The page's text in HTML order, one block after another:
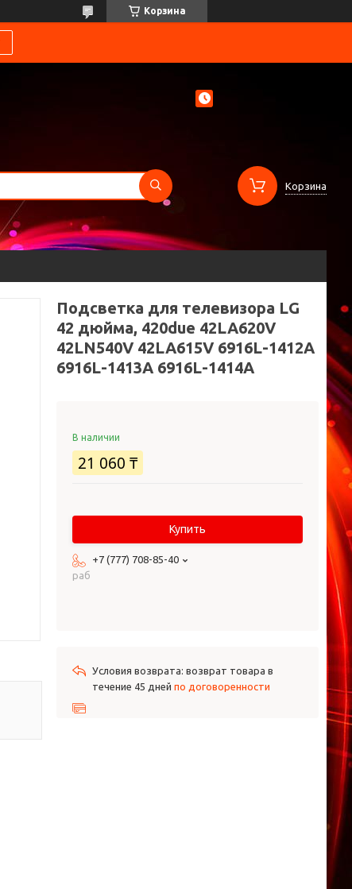
Корзина
Корзина
Подсветка для телевизора LG
42 дюйма, 420due 42LA620V
42LN540V 42LA615V 6916L-1412A
6916L-1413A 6916L-1414A
В наличии
21 060 ₸
Купить
+7 (777) 708-85-40
раб
возврат товара в
течение 45 дней по договоренности